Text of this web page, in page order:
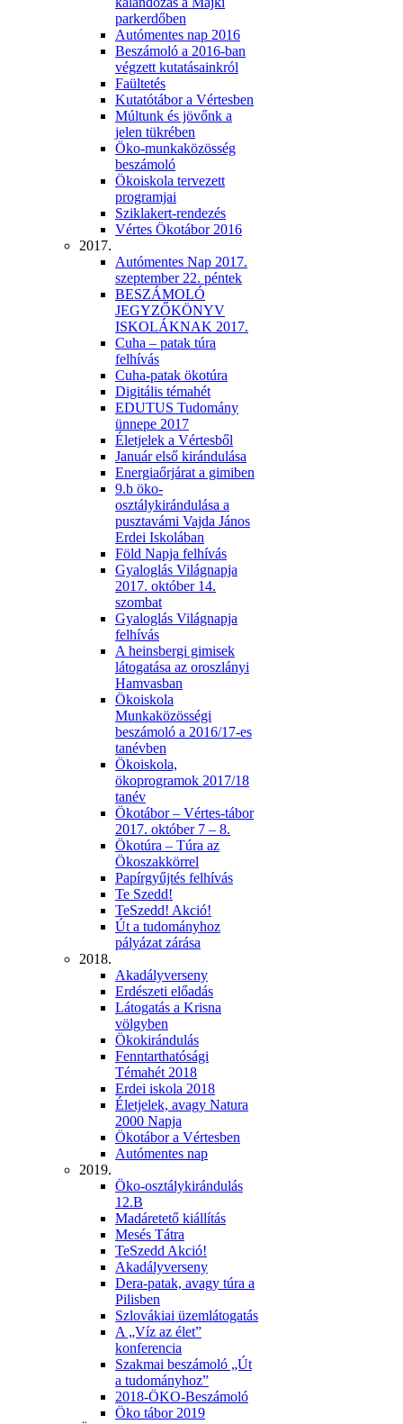
parkerdőben
Autómentes nap 2016
Beszámoló a 2016-ban
végzett kutatásainkról
Faültetés
Kutatótábor a Vértesben
Múltunk és jövőnk a
jelen tükrében
Öko-munkaközösség
beszámoló
Ökoiskola tervezett
programjai
Sziklakert-rendezés
Vértes Ökotábor 2016
2017.
Autómentes Nap 2017.
szeptember 22. péntek
BESZÁMOLÓ
JEGYZŐKÖNYV
ISKOLÁKNAK 2017.
Cuha – patak túra
felhívás
Cuha-patak ökotúra
Digitális témahét
EDUTUS Tudomány
ünnepe 2017
Életjelek a Vértesből
Január első kirándulása
Energiaőrjárat a gimiben
9.b öko-
osztálykirándulása a
pusztavámi Vajda János
Erdei Iskolában
Föld Napja felhívás
Gyaloglás Világnapja
2017. október 14.
szombat
Gyaloglás Világnapja
felhívás
A heinsbergi gimisek
látogatása az oroszlányi
Hamvasban
Ökoiskola
Munkaközösségi
beszámoló a 2016/17-es
tanévben
Ökoiskola,
ökoprogramok 2017/18
tanév
Ökotábor – Vértes-tábor
2017. október 7 – 8.
Ökotúra – Túra az
Ökoszakkörrel
Papírgyűjtés felhívás
Te Szedd!
TeSzedd! Akció!
Út a tudományhoz
pályázat zárása
2018.
Akadályverseny
Erdészeti előadás
Látogatás a Krisna
völgyben
Ökokirándulás
Fenntarthatósági
Témahét 2018
Erdei iskola 2018
Életjelek, avagy Natura
2000 Napja
Ökotábor a Vértesben
Autómentes nap
2019.
Öko-osztálykirándulás
12.B
Madáretető kiállítás
Mesés Tátra
TeSzedd Akció!
Akadályverseny
Dera-patak, avagy túra a
Pilisben
Szlovákiai üzemlátogatás
A „Víz az élet”
konferencia
Szakmai beszámoló „Út
a tudományhoz”
2018-ÖKO-Beszámoló
Öko tábor 2019